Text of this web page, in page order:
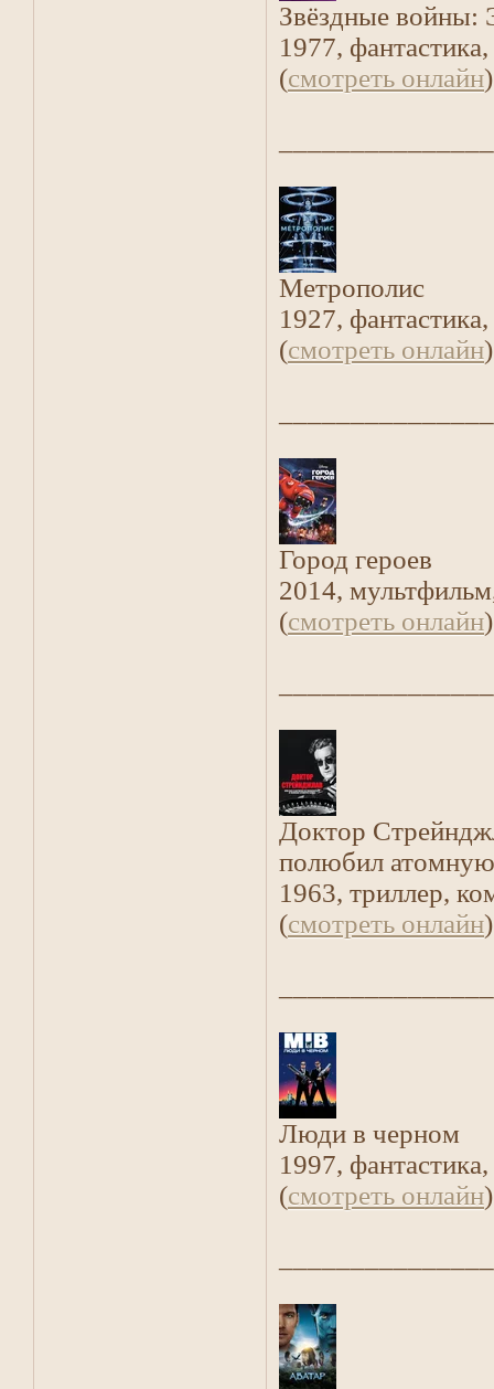
Звёздные войны:
1977,
(смотреть онлайн)
Метрополис
1927,
(смотреть онлайн)
Город героев
2014,
(смотреть онлайн)
Доктор
полюбил
1963, триллер,
(смотреть онлайн)
Люди в черном
1997,
(смотреть онлайн)